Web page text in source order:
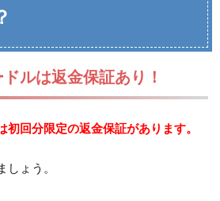
ルは返金保証あり！
回分限定の返金保証があります。
しょう。